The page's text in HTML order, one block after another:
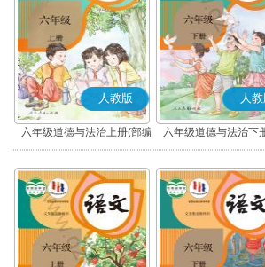
人教版
六年级道德与法治上册(部编
版)
人
六年级道德与法治下
版)